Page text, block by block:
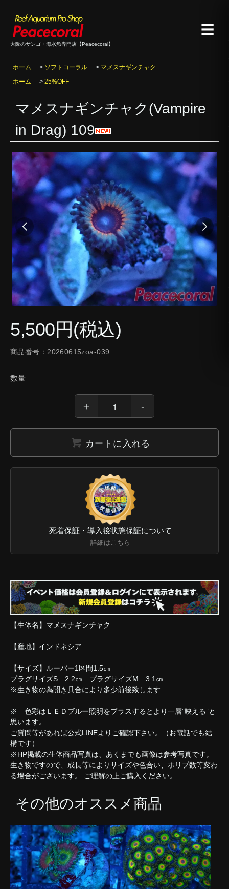
大阪のサンゴ・海水魚専門店【Peacecoral】
☰
ホーム > ソフトコーラル > マメスナギンチャク
ホーム
> 25%OFF
マメスナギンチャク(Vampire
in Drag) 109
5,500円(税込)
商品番号：20260615zoa-039
数量
カートに入れる
死着保証・導入後状態保証について
詳細はこちら
【生体名】マメスナギンチャク
【産地】インドネシア
【サイズ】ルーバー1区間1.5㎝
プラグサイズS 2.2㎝ プラグサイズM 3.1㎝
※生き物の為開き具合により多少前後致します
※ 色彩はＬＥＤブルー照明をプラスするとより一層”映える”と
思います。
ご質問等があれば公式LINEよりご確認下さい。（お電話でも結
構です）
※HP掲載の生体商品写真は、あくまでも画像は参考写真です。
生き物ですので、成長等によりサイズや色合い、ポリプ数等変わ
る場合がございます。 ご理解の上ご購入ください。
その他のオススメ商品